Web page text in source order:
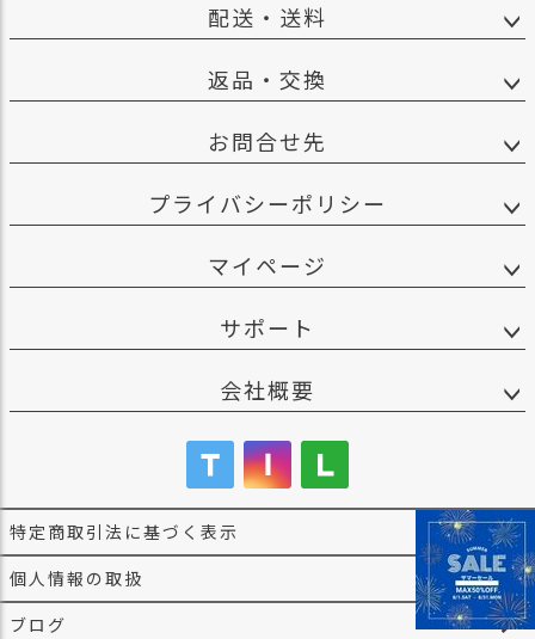
配送・送料
返品・交換
お問合せ先
プライバシーポリシー
マイページ
サポート
会社概要
特定商取引法に基づく表示
個人情報の取扱
ブログ